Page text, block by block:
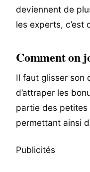
deviennent de
les experts, c’est
Comment on
Il faut glisser son
d’attraper les
partie des petites
permettant ainsi
Publicités